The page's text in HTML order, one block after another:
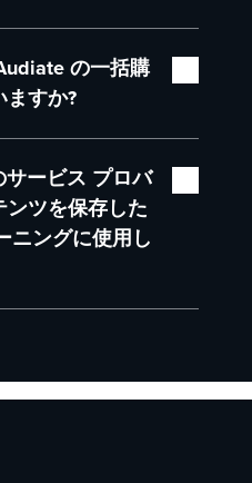
実した機能を備えた
ーと翻訳機能も利用で
親しみやすいプレゼン
イセンス:AI アバタ
、翻訳機能は、
として購入すること
音、コンテンツ生成、
えます。
、.m4a、.txt、.srt
の一括購
ますか?
。お客様の利用規模や
ンをご案内します。詳
チームまでお問い合わ
サービス プロバ
ンツを保存した
ニングに使用し
たり、情報に基づいて